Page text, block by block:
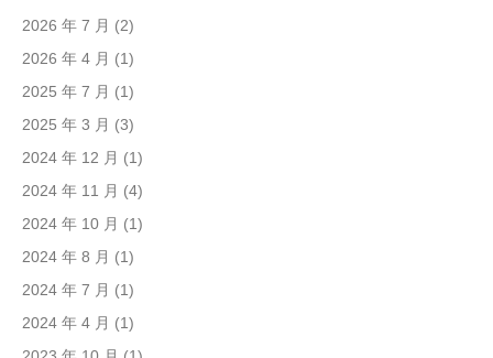
2026 年 7 月 (2)
2026 年 4 月 (1)
2025 年 7 月 (1)
2025 年 3 月 (3)
2024 年 12 月 (1)
2024 年 11 月 (4)
2024 年 10 月 (1)
2024 年 8 月 (1)
2024 年 7 月 (1)
2024 年 4 月 (1)